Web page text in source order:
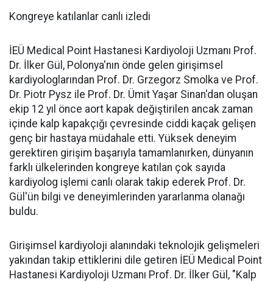
Kongreye katılanlar canlı izledi
İEÜ Medical Point Hastanesi Kardiyoloji Uzmanı Prof.
Dr. İlker Gül, Polonya'nın önde gelen girişimsel
kardiyologlarından Prof. Dr. Grzegorz Smolka ve Prof.
Dr. Piotr Pysz ile Prof. Dr. Ümit Yaşar Sinan'dan oluşan
ekip 12 yıl önce aort kapak değiştirilen ancak zaman
içinde kalp kapakçığı çevresinde ciddi kaçak gelişen
genç bir hastaya müdahale etti. Yüksek deneyim
gerektiren girişim başarıyla tamamlanırken, dünyanın
farklı ülkelerinden kongreye katılan çok sayıda
kardiyolog işlemi canlı olarak takip ederek Prof. Dr.
Gül'ün bilgi ve deneyimlerinden yararlanma olanağı
buldu.
Girişimsel kardiyoloji alanındaki teknolojik gelişmeleri
yakından takip ettiklerini dile getiren İEÜ Medical Point
Hastanesi Kardiyoloji Uzmanı Prof. Dr. İlker Gül, "Kalp